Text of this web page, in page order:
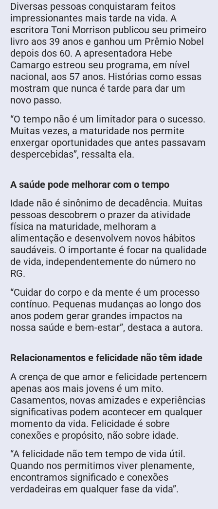
Diversas pessoas conquistaram feitos
impressionantes mais tarde na vida. A
escritora Toni Morrison publicou seu primeiro
livro aos 39 anos e ganhou um Prêmio Nobel
depois dos 60. A apresentadora Hebe
Camargo estreou seu programa, em nível
nacional, aos 57 anos. Histórias como essas
mostram que nunca é tarde para dar um
novo passo.
“O tempo não é um limitador para o sucesso.
Muitas vezes, a maturidade nos permite
enxergar oportunidades que antes passavam
despercebidas”, ressalta ela.
A saúde pode melhorar com o tempo
Idade não é sinônimo de decadência. Muitas
pessoas descobrem o prazer da atividade
física na maturidade, melhoram a
alimentação e desenvolvem novos hábitos
saudáveis. O importante é focar na qualidade
de vida, independentemente do número no
RG.
“Cuidar do corpo e da mente é um processo
contínuo. Pequenas mudanças ao longo dos
anos podem gerar grandes impactos na
nossa saúde e bem-estar”, destaca a autora.
Relacionamentos e felicidade não têm idade
A crença de que amor e felicidade pertencem
apenas aos mais jovens é um mito.
Casamentos, novas amizades e experiências
significativas podem acontecer em qualquer
momento da vida. Felicidade é sobre
conexões e propósito, não sobre idade.
“A felicidade não tem tempo de vida útil.
Quando nos permitimos viver plenamente,
encontramos significado e conexões
verdadeiras em qualquer fase da vida”.